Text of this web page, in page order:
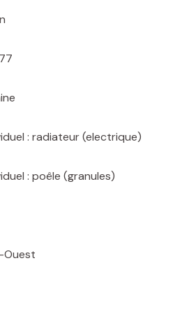
: radiateur (electrique)
: poêle (granules)
Ouest